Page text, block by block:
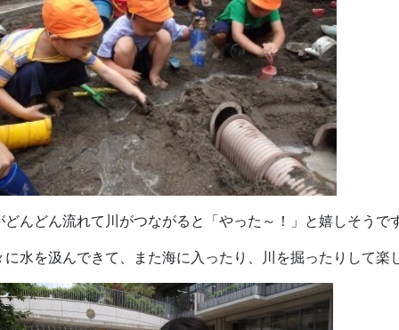
どんどん流れて川がつながると「やった～！」と嬉しそうで
に水を汲んできて、また海に入ったり、川を掘ったりして楽